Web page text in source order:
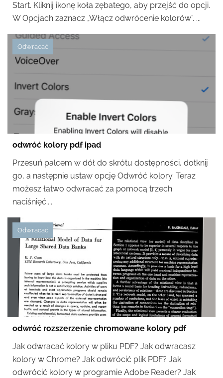
Start. Kliknij ikonę koła zębatego, aby przejść do opcji.
W Opcjach zaznacz „Włącz odwrócenie kolorów”. ...
Odwracać
odwróć kolory pdf ipad
Przesuń palcem w dół do skrótu dostępności, dotknij
go, a następnie ustaw opcję Odwróć kolory. Teraz
możesz łatwo odwracać za pomocą trzech
naciśnięć....
Odwracać
odwróć rozszerzenie chromowane kolory pdf
Jak odwracać kolory w pliku PDF? Jak odwracasz
kolory w Chrome? Jak odwrócić plik PDF? Jak
odwrócić kolory w programie Adobe Reader? Jak